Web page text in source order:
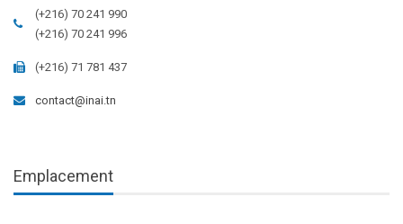
(+216) 70 241 990
(+216) 70 241 996
(+216) 71 781 437
contact@inai.tn
Emplacement